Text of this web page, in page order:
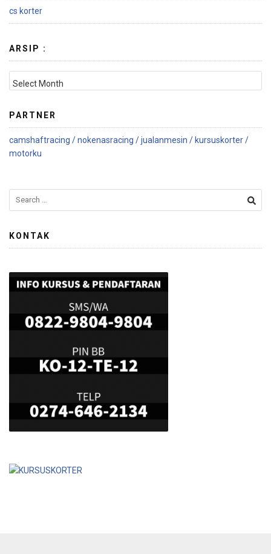
cs korter
ARSIP :
PARTNER
camshaftracing /nokenasracing /jualanmesin / kursuskorter /
motorku
KONTAK